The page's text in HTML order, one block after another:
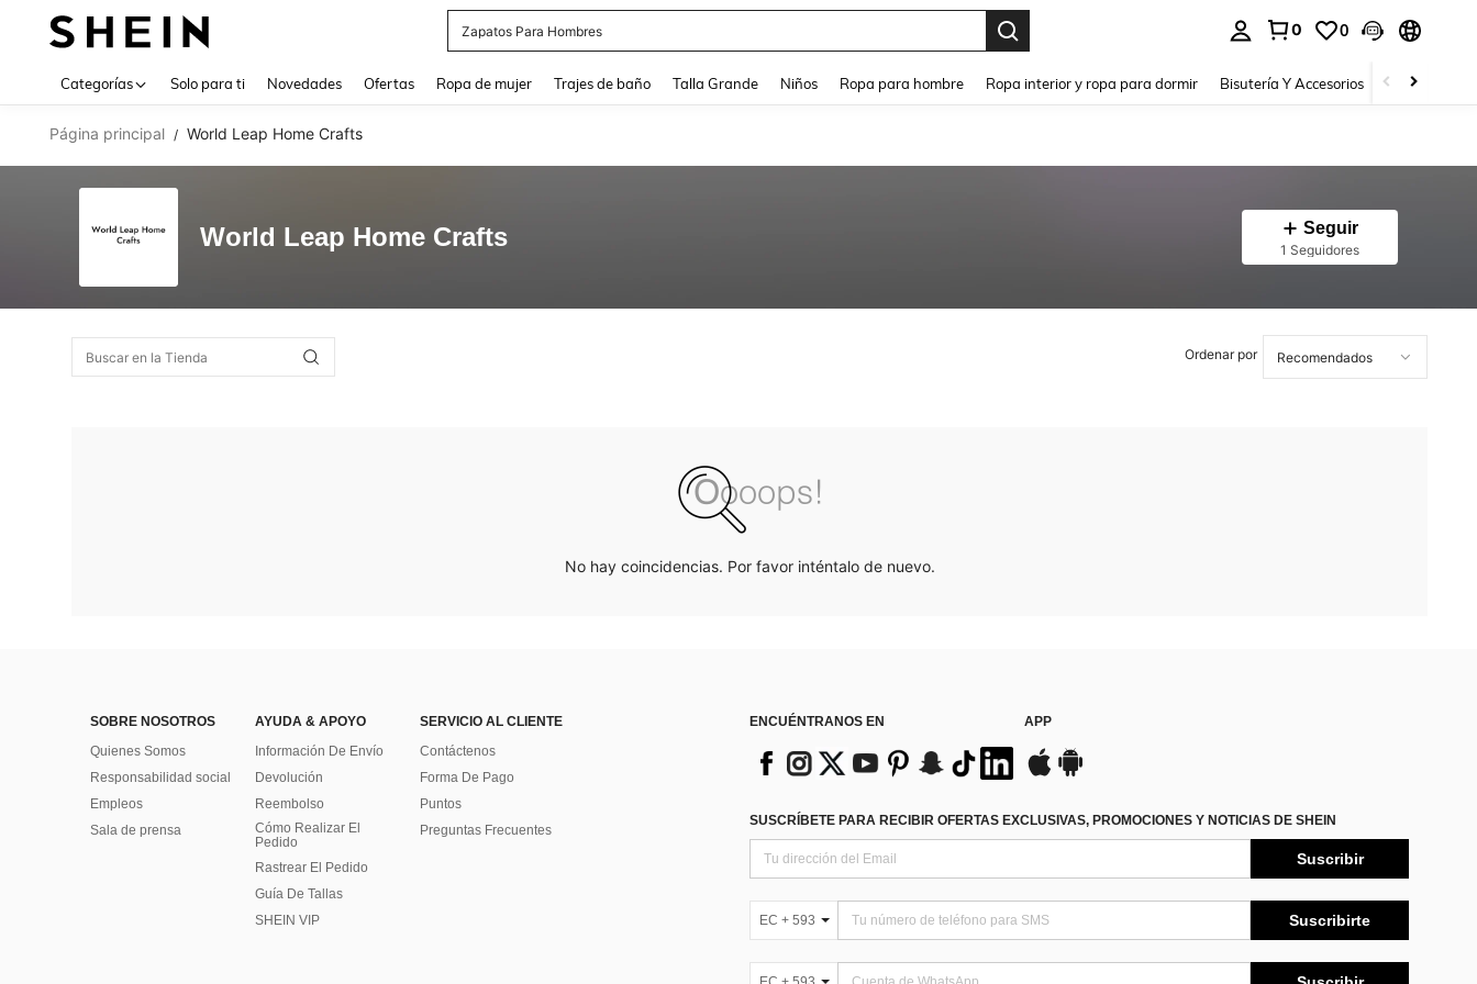
Zapatos Para Hombres
0 0
Categorías Solo para ti Novedades Ofertas Ropa de mujer Trajes de baño Talla Grande Niños Ropa para hombre Ropa interior y ropa para dormir Bisutería Y Accesorios Zapatos
Página principal / World Leap Home Crafts
World Leap Home Crafts Seguir
1 Seguidores
Ordenar por
No hay coincidencias. Por favor inténtalo de nuevo.
SOBRE NOSOTROS
Quienes Somos
Responsabilidad social
Empleos
Sala de prensa
AYUDA & APOYO
Información De Envío
Devolución
Reembolso
Cómo Realizar El
Pedido
Rastrear El Pedido
Guía De Tallas
SHEIN VIP
SERVICIO AL CLIENTE
Contáctenos
Forma De Pago
Puntos
Preguntas Frecuentes
ENCUÉNTRANOS EN APP
SUSCRÍBETE PARA RECIBIR OFERTAS EXCLUSIVAS, PROMOCIONES Y NOTICIAS DE SHEIN
Suscribir
EC + 593 Suscribirte